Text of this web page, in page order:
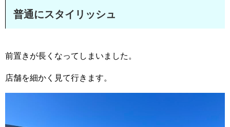
普通にスタイリッシュ
前置きが長くなってしまいました。
店舗を細かく見て行きます。